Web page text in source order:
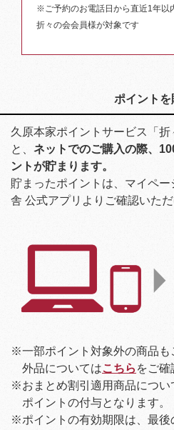
※ご予約のお電話日から直近1年以
折々の会会員様が対象です
ポイントを
久原本家ポイントサービス「折
と、 ネットでのご購入の際、
ントが貯まります。
貯まったポイントは、マイペ
舎 公式アプリよりご確認いただ
※一部ポイント対象外の商品も
外品についてはこちら をご確
※おまとめ割引適用商品につい
ポイントの付与となります。
※ポイントの有効期限は、最後